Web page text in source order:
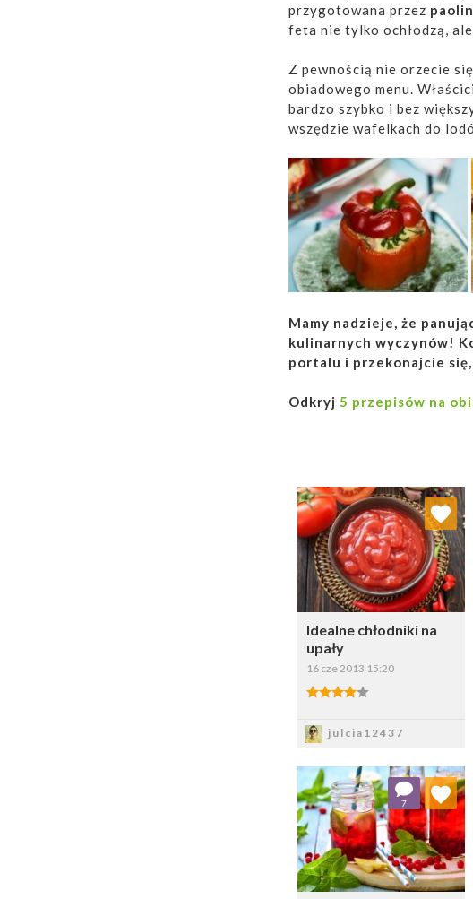
przygotowana przez
feta nie tylko ochłodzą,
Z pewnością nie orzecie
obiadowego menu.
bardzo szybko i bez
wszędzie wafelkach do
Mamy nadzieje, że
kulinarnych wyczynów!
portalu i przekonajcie
Odkryj 5 przepisów na
Idealne chłodniki na
upały
16 cze 2013 15:20
4.00/5
julcia12437
Dodaj do ulubionych
Wybierz listę:
7
Dodaj do ulubionych
Wybierz listę: